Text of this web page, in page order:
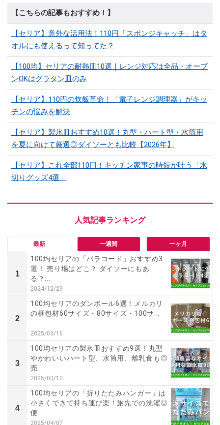
【こちらの記事もおすすめ！】
【セリア】意外な活用法！110円「スポンジキャッチ」はタ
オルにも使えるって知ってた？
【100均】セリアの耐熱皿10選｜レンジ対応は全品・オーブ
ンOKはグラタン皿のみ
【セリア】110円の炊飯革命！「電子レンジ調理器」がキッ
チンの悩みを解決
【セリア】製氷皿おすすめ10選！丸型・ハート型・水筒用
を夏に向けて厳選◎ダイソーとも比較【2026年】
【セリア】これ全部110円！キッチン家事の時短が叶う「水
切りグッズ4選」
最新 一週間 一ヶ月
1
100均セリアの「パラコード」おすすめ3
選！ 売り場はどこ？ ダイソーにもあ
る？...
2024/12/29
2
100均セリアのダンボール6選！メルカリ
の梱包材60サイズ・80サイズ・100サ...
2025/03/16
3
100均セリアの製氷皿おすすめ9選！丸型
やかわいいハート型、水筒用、離乳食も◎
売...
2025/03/10
4
100均セリアの「折りたたみハンガー」は
小さくできて持ち運び楽！旅先での洗濯◎
便...
2025/04/07